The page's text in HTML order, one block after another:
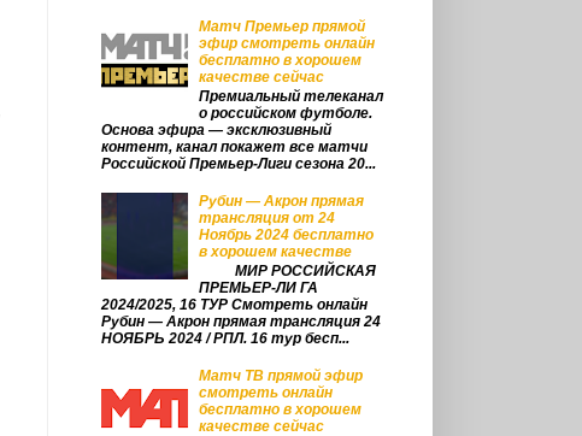
Матч Премьер прямой
эфир смотреть онлайн
бесплатно в хорошем
качестве сейчас
Премиальный телеканал
о российском футболе.
Основа эфира — эксклюзивный
контент, канал покажет все матчи
Российской Премьер‑Лиги сезона 20...
Рубин — Акрон прямая
трансляция от 24
Ноябрь 2024 бесплатно
в хорошем качестве
МИР РОССИЙСКАЯ
ПРЕМЬЕР-ЛИ ГА
2024/2025, 16 ТУР Смотреть онлайн
Рубин — Акрон прямая трансляция 24
НОЯБРЬ 2024 / РПЛ. 16 тур бесп...
Матч ТВ прямой эфир
смотреть онлайн
бесплатно в хорошем
качестве сейчас